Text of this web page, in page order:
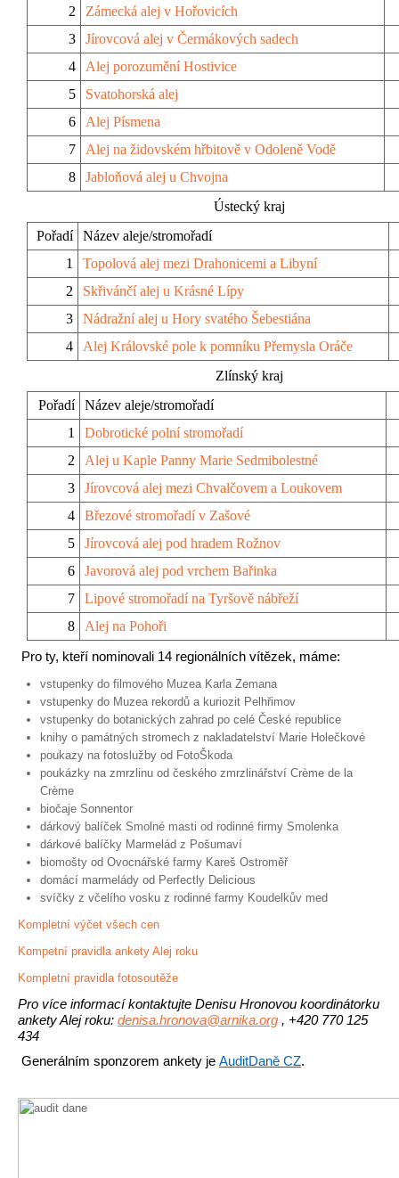
2
Zámecká alej v Hořovicích
3
Jírovcová alej v Čermákových sadech
4
Alej porozumění Hostivice
5
Svatohorská alej
6
Alej Písmena
7
Alej na židovském hřbitově v Odoleně Vodě
8
Jabloňová alej u Chvojna
Ústecký kraj
Pořadí
Název aleje/stromořadí
1
Topolová alej mezi Drahonicemi a Libyní
2
Skřivánčí alej u Krásné Lípy
3
Nádražní alej u Hory svatého Šebestiána
4
Alej Královské pole k pomníku Přemysla Oráče
Zlínský kraj
Pořadí
Název aleje/stromořadí
1
Dobrotické polní stromořadí
2
Alej u Kaple Panny Marie Sedmibolestné
3
Jírovcová alej mezi Chvalčovem a Loukovem
4
Březové stromořadí v Zašové
5
Jírovcová alej pod hradem Rožnov
6
Javorová alej pod vrchem Bařinka
7
Lipové stromořadí na Tyršově nábřeží
8
Alej na Pohoři
Pro ty, kteří nominovali 14 regionálních vítězek, máme:
vstupenky do filmového Muzea Karla Zemana
vstupenky do Muzea rekordů a kuriozit Pelhřimov
vstupenky do botanických zahrad po celé České republice
knihy o památných stromech z nakladatelství Marie Holečkové
poukazy na fotoslužby od FotoŠkoda
poukázky na zmrzlinu od českého zmrzlinářství Crème de la
Crème
biočaje Sonnentor
dárkový balíček Smolné masti od rodinné firmy Smolenka
dárkové balíčky Marmelád z Pošumaví
biomošty od Ovocnářské farmy Kareš Ostroměř
domácí marmelády od Perfectly Delicious
svíčky z včelího vosku z rodinné farmy Koudelkův med
Kompletní výčet všech cen
Kompetní pravidla ankety Alej roku
Kompletní pravidla fotosoutěže
Pro více informací kontaktujte Denisu Hronovou koordinátorku
ankety Alej roku: denisa.hronova@arnika.org , +420 770 125
434
Generálním sponzorem ankety je AuditDaně CZ.